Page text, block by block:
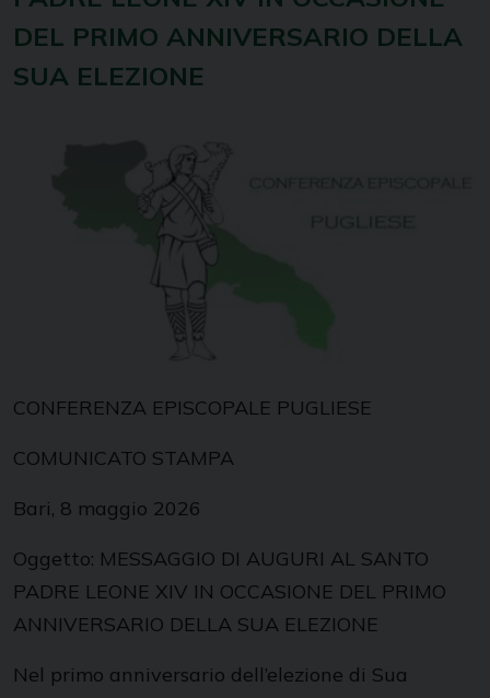
DEL PRIMO ANNIVERSARIO DELLA
SUA ELEZIONE
CONFERENZA EPISCOPALE PUGLIESE
COMUNICATO STAMPA
Bari, 8 maggio 2026
Oggetto: MESSAGGIO DI AUGURI AL SANTO
PADRE LEONE XIV IN OCCASIONE DEL PRIMO
ANNIVERSARIO DELLA SUA ELEZIONE
Nel primo anniversario dell’elezione di Sua